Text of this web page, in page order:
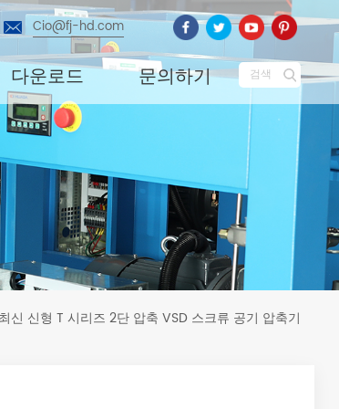
Cio@fj-hd.com
다운로드 문의하기 검색
신 신형 T 시리즈 2단 압축 VSD 스크류 공기 압축기